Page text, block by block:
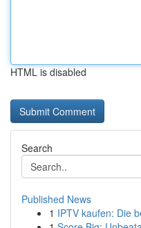
HTML is disabled
Search
Published News
1 IPTV kaufen: Die